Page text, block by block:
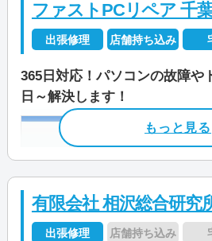
営業時間 9:00～18:00
受付時間 9:00～21:00
定休日 不定休
料金 作業料金3,300円～
店舗住所
〒 272-0014
千葉県市川市田尻
ら徒歩約15分
営業時間 10:00～20:00
ファストPCリペア 千
出張修理 店舗持ち込み
365日対応！パソコンの故障や
日～解決します！
有限会社 相沢総合研究
出張修理 店舗持ち込み